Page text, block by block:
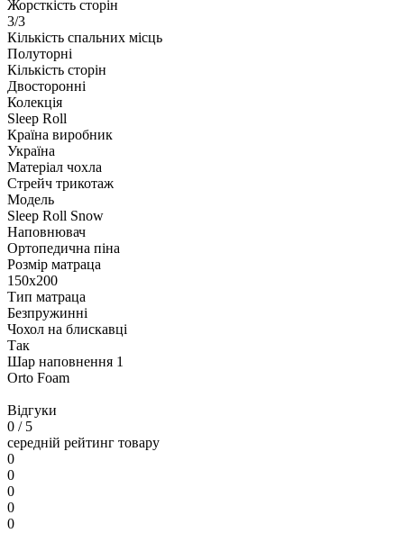
Жорсткість сторін
3/3
Кількість спальних місць
Полуторні
Кількість сторін
Двосторонні
Колекція
Sleep Roll
Країна виробник
Україна
Матеріал чохла
Стрейч трикотаж
Модель
Sleep Roll Snow
Наповнювач
Ортопедична піна
Розмір матраца
150х200
Тип матраца
Безпружинні
Чохол на блискавці
Так
Шар наповнення 1
Orto Foam
Відгуки
0 / 5
середній рейтинг товару
0
0
0
0
0